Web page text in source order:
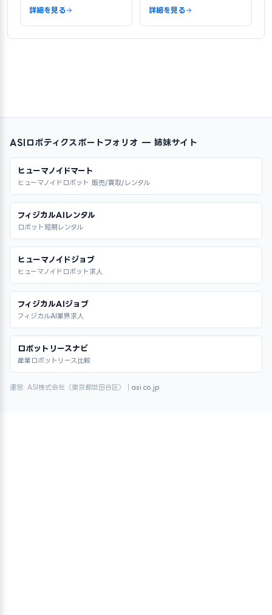
詳細を見る 詳細を見る
ASIロボティクスポートフォリオ — 姉妹サイト
ヒューマノイドマート
ヒューマノイドロボット 販売/買取/レンタル
フィジカルAIレンタル
ロボット短期レンタル
ヒューマノイドジョブ
ヒューマノイドロボット求人
フィジカルAIジョブ
フィジカルAI業界求人
ロボットリースナビ
産業ロボットリース比較
運営: ASI株式会社（東京都世田谷区）｜ asi.co.jp